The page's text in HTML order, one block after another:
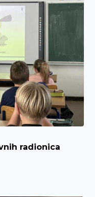
radionica